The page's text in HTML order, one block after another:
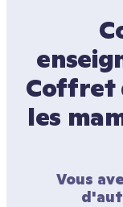
Coffret
les
Vous